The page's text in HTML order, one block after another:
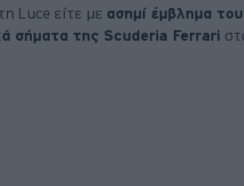
Luce είτε με ασημί έμβλημα του
σήματα της Scuderia Ferrari